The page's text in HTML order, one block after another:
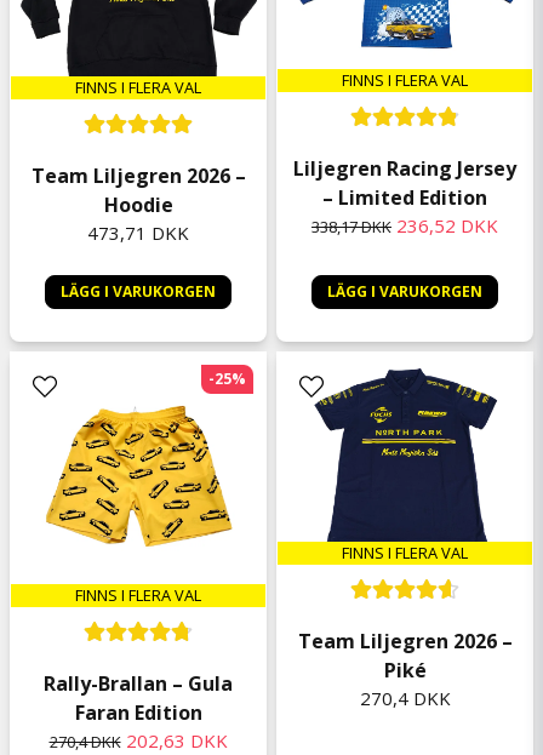
FINNS I FLERA VAL
Team Liljegren 2026 –
Hoodie
473,71 DKK
LÄGG I VARUKORGEN
FINNS I FLERA VAL
Liljegren Racing Jersey
– Limited Edition
338,17 DKK 236,52 DKK
LÄGG I VARUKORGEN
FINNS I FLERA VAL
Rally-Brallan – Gula
Faran Edition
270,4 DKK 202,63 DKK
-25%
FINNS I FLERA VAL
Team Liljegren 2026 –
Piké
270,4 DKK